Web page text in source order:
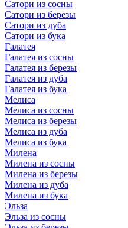
Сатори из сосны
Сатори из березы
Сатори из дуба
Сатори из бука
Галатея
Галатея из сосны
Галатея из березы
Галатея из дуба
Галатея из бука
Мелиса
Мелиса из сосны
Мелиса из березы
Мелиса из дуба
Мелиса из бука
Милена
Милена из сосны
Милена из березы
Милена из дуба
Милена из бука
Эльза
Эльза из сосны